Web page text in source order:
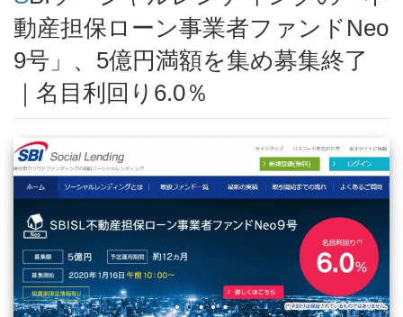
動産担保ローン事業者ファンドNeo
9号」、5億円満額を集め募集終了
｜名目利回り6.0％